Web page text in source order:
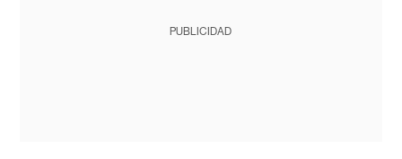
PUBLICIDAD